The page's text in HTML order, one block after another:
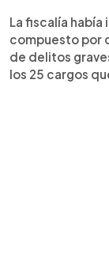
La fiscalía había
compuesto por
de delitos
los 25 cargos